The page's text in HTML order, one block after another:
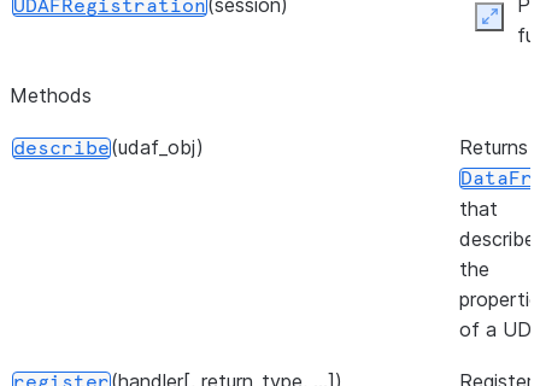
UDAFRegistration(session)
Methods
describe(udaf_obj) Returns
that
the
of a
(handler[, return_type, ...])